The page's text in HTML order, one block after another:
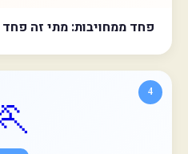
פחד ממחויבות: מתי זה
4